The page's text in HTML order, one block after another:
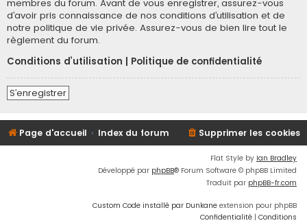
membres du forum. Avant de vous enregistrer, assurez-vous
d’avoir pris connaissance de nos conditions d’utilisation et de
notre politique de vie privée. Assurez-vous de bien lire tout le
règlement du forum.
Conditions d’utilisation
Politique de confidentialité
S’enregistrer
Page d'accueil Index du forum Supprimer les cookies
Flat Style by Ian Bradley
Développé par phpBB® Forum Software © phpBB Limited
Traduit par phpBB-fr.com
Custom Code installé par Dunkane extension pour phpBB
Confidentialité | Conditions